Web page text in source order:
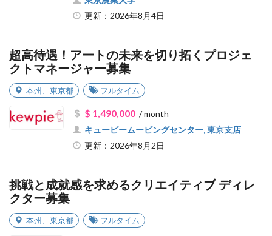
更新：2026年8月4日
超高待遇！アートの未来を切り拓くプロジェ
クトマネージャー募集
本州 東京都 フルタイム
$ 1,490,000/ month
キューピームービングセンター, 東京支店
更新：2026年8月2日
挑戦と成就感を求めるクリエイティブ ディレ
クター募集
本州 東京都 フルタイム